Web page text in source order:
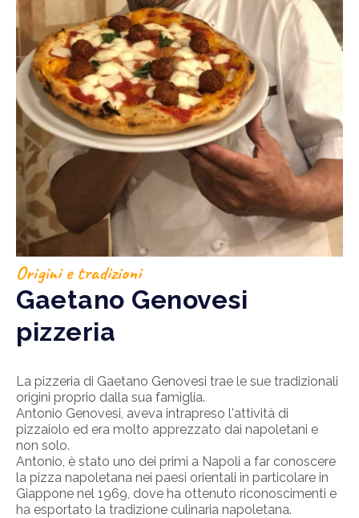
Origini e tradizioni
Gaetano Genovesi
pizzeria
La pizzeria di Gaetano Genovesi trae le sue tradizionali
origini proprio dalla sua famiglia.
Antonio Genovesi, aveva intrapreso l'attività di
pizzaiolo ed era molto apprezzato dai napoletani e
non solo.
Antonio, è stato uno dei primi a Napoli a far conoscere
la pizza napoletana nei paesi orientali in particolare in
Giappone nel 1969, dove ha ottenuto riconoscimenti e
ha esportato la tradizione culinaria napoletana.